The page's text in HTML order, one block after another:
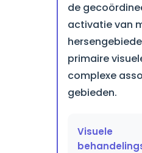
de
activatie van
primaire
complexe
gebieden.
Visuele